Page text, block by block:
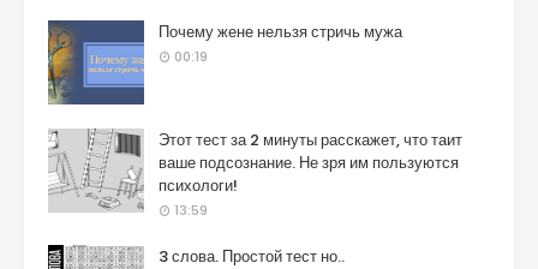
Почему жене нельзя стричь мужа
00:19
Этот тест за 2 минуты расскажет, что таит
ваше подсознание. Не зря им пользуются
психологи!
13:59
3 слова. Простой тест но..